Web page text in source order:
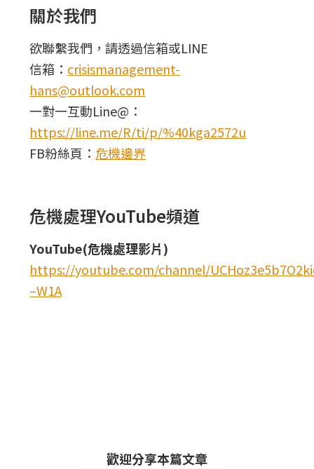
關於我們
欲聯繫我們，請透過信箱或LINE
信箱： crisismanagement-
hans@outlook.com
一對一互動Line@：
https://line.me/R/ti/p/%40kga2572u
FB粉絲頁： 危機邊界
危機處理YouTube頻道
YouTube(危機處理影片)
https://youtube.com/channel/
–W1A
歡迎分享本篇文章